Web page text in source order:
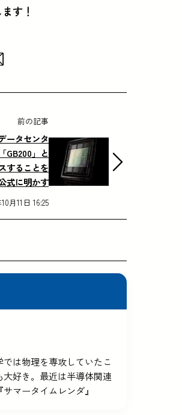
す！
前の記事
ータセンタ
GB200」と
することを
式に明かす
月11日 16:25
は物理を専攻していたこ
好き。最近は半導体関連
マータイムレンダ』